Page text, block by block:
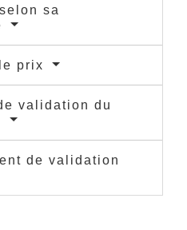
sa
prix
validation du
de validation